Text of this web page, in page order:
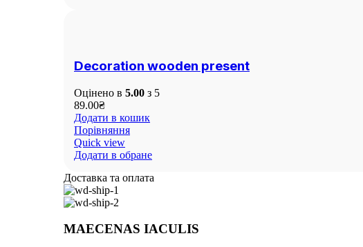
Decoration wooden present
Оцінено в 5.00 з 5
89.00₴
Додати в кошик
Порівняння
Quick view
Додати в обране
Доставка та оплата
MAECENAS IACULIS